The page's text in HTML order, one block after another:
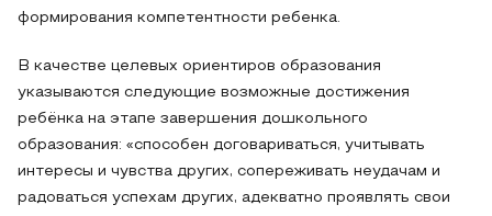
формирования компетентности ребенка.
В качестве целевых ориентиров образования
указываются следующие возможные достижения
ребёнка на этапе завершения дошкольного
образования: «способен договариваться, учитывать
интересы и чувства других, сопереживать неудачам и
радоваться успехам других, адекватно проявлять свои